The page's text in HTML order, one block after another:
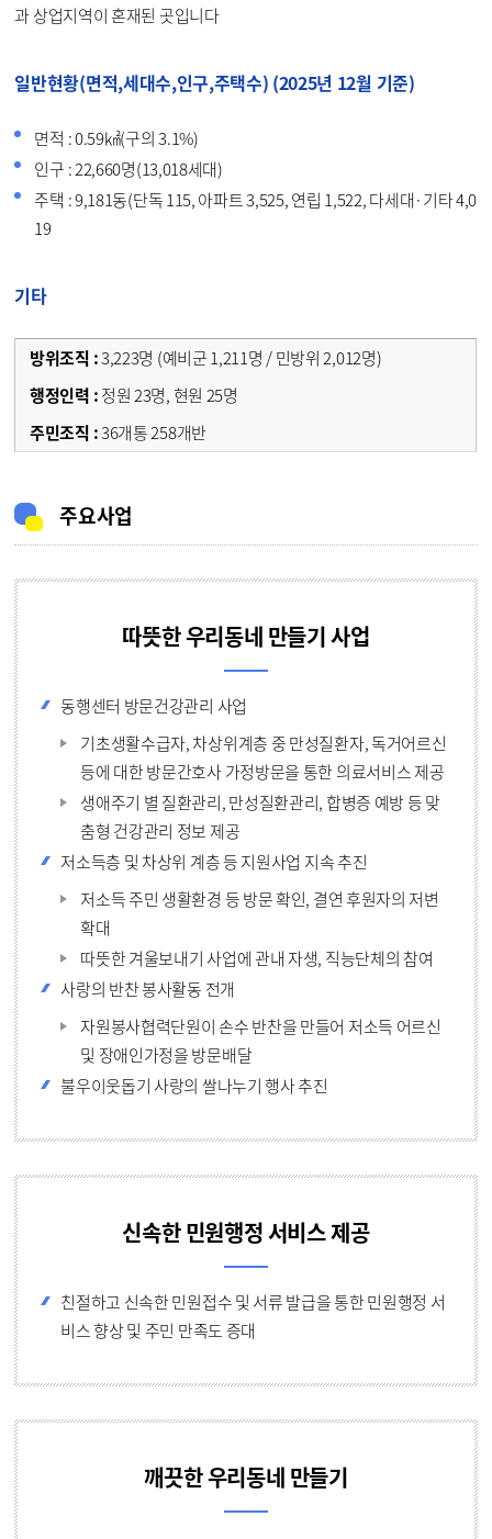
과 상업지역이 혼재된 곳입니다
일반현황(면적,세대수,인구,주택수) (2025년 12월 기준)
면적 : 0.59㎢(구의 3.1%)
인구 : 22,660명(13,018세대)
주택 : 9,181동(단독 115, 아파트 3,525, 연립 1,522, 다세대·기타 4,0
19
기타
3,223명 (예비군 1,211명 / 민방위 2,012명)
정원 23명, 현원 25명
36개통 258개반
주요사업
따뜻한 우리동네 만들기 사업
동행센터 방문건강관리 사업
기초생활수급자, 차상위계층 중 만성질환자, 독거어르신
등에 대한 방문간호사 가정방문을 통한 의료서비스 제공
생애주기 별 질환관리, 만성질환관리, 합병증 예방 등 맞
춤형 건강관리 정보 제공
저소득층 및 차상위 계층 등 지원사업 지속 추진
저소득 주민 생활환경 등 방문 확인, 결연 후원자의 저변
확대
따뜻한 겨울보내기 사업에 관내 자생, 직능단체의 참여
사랑의 반찬 봉사활동 전개
자원봉사협력단원이 손수 반찬을 만들어 저소득 어르신
및 장애인가정을 방문배달
불우이웃돕기 사랑의 쌀나누기 행사 추진
신속한 민원행정서비스 제공
친절하고 신속한 민원접수 및 서류 발급을 통한 민원행정 서
비스 향상 및 주민 만족도 증대
깨끗한 우리동네 만들기